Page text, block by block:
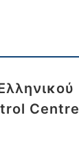
Centre